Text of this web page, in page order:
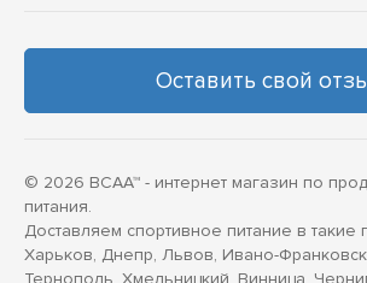
Оставить свой
© 2026 BCAA™ - интернет магазин по
питания.
Доставляем спортивное питание в такие
Харьков, Днепр, Львов, Ивано-
Тернополь, Хмельницкий, Винница,